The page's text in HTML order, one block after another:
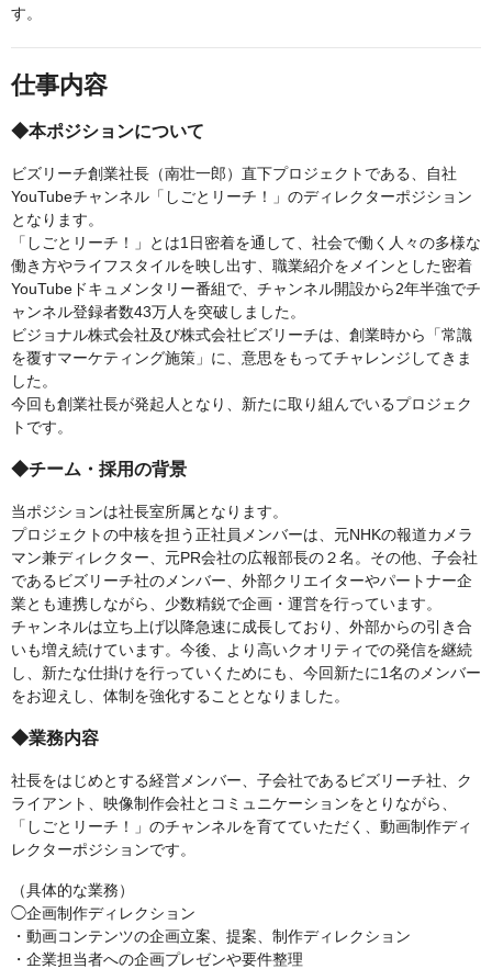
す。
仕事内容
◆本ポジションについて
ビズリーチ創業社長（南壮一郎）直下プロジェクトである、自社
YouTubeチャンネル「しごとリーチ！」のディレクターポジション
となります。
「しごとリーチ！」とは1日密着を通して、社会で働く人々の多様な
働き方やライフスタイルを映し出す、職業紹介をメインとした密着
YouTubeドキュメンタリー番組で、チャンネル開設から2年半強でチ
ャンネル登録者数43万人を突破しました。
ビジョナル株式会社及び株式会社ビズリーチは、創業時から「常識
を覆すマーケティング施策」に、意思をもってチャレンジしてきま
した。
今回も創業社長が発起人となり、新たに取り組んでいるプロジェク
トです。
◆チーム・採用の背景
当ポジションは社長室所属となります。
プロジェクトの中核を担う正社員メンバーは、元NHKの報道カメラ
マン兼ディレクター、元PR会社の広報部長の２名。その他、子会社
であるビズリーチ社のメンバー、外部クリエイターやパートナー企
業とも連携しながら、少数精鋭で企画・運営を行っています。
チャンネルは立ち上げ以降急速に成長しており、外部からの引き合
いも増え続けています。今後、より高いクオリティでの発信を継続
し、新たな仕掛けを行っていくためにも、今回新たに1名のメンバー
をお迎えし、体制を強化することとなりました。
◆業務内容
社長をはじめとする経営メンバー、子会社であるビズリーチ社、ク
ライアント、映像制作会社とコミュニケーションをとりながら、
「しごとリーチ！」のチャンネルを育てていただく、動画制作ディ
レクターポジションです。
（具体的な業務）
◯企画制作ディレクション
・動画コンテンツの企画立案、提案、制作ディレクション
・企業担当者への企画プレゼンや要件整理